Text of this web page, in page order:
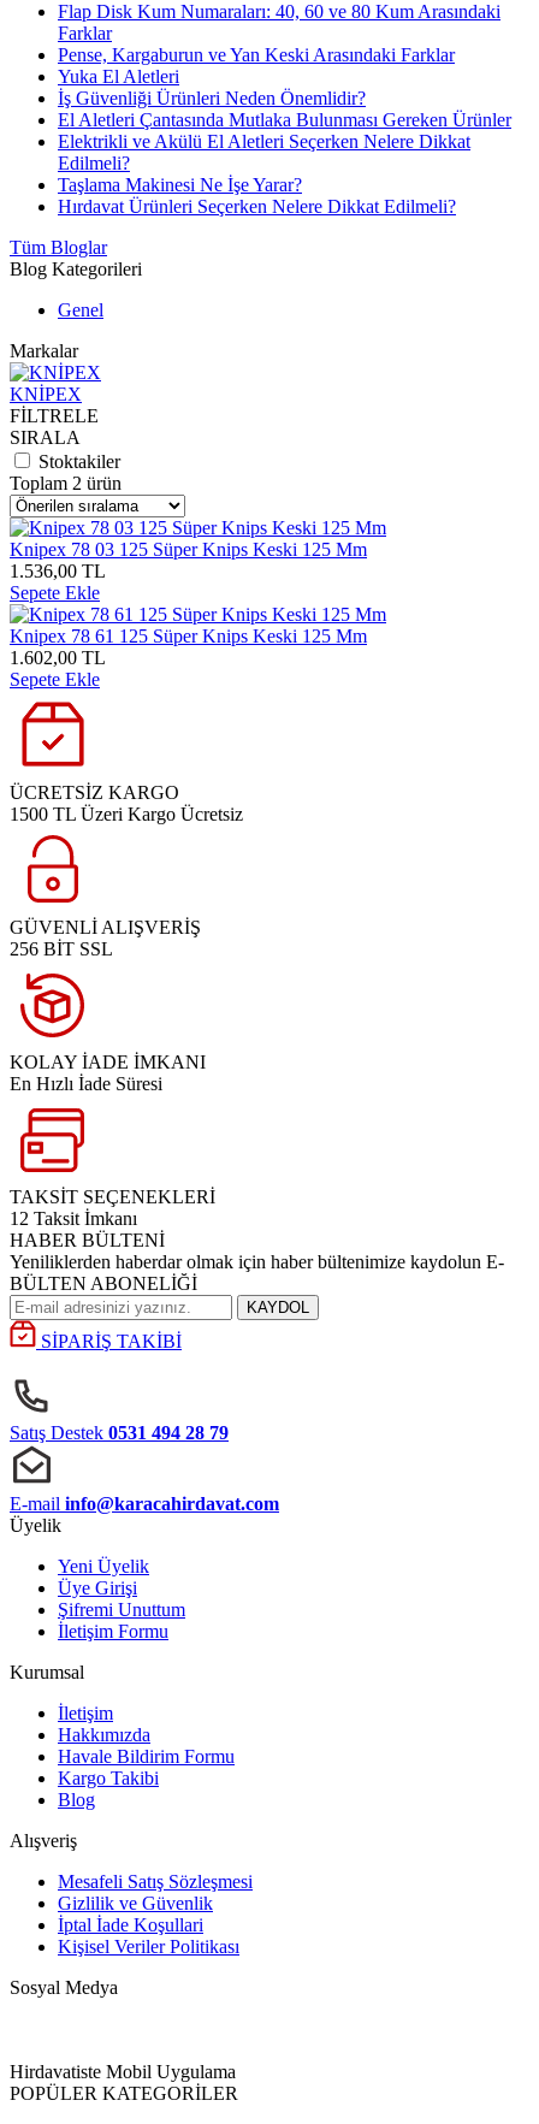
Flap Disk Kum Numaraları: 40, 60 ve 80 Kum Arasındaki
Farklar
Pense, Kargaburun ve Yan Keski Arasındaki Farklar
Yuka El Aletleri
İş Güvenliği Ürünleri Neden Önemlidir?
El Aletleri Çantasında Mutlaka Bulunması Gereken Ürünler
Elektrikli ve Akülü El Aletleri Seçerken Nelere Dikkat
Edilmeli?
Taşlama Makinesi Ne İşe Yarar?
Hırdavat Ürünleri Seçerken Nelere Dikkat Edilmeli?
Tüm Bloglar
Blog Kategorileri
Genel
Markalar
KNİPEX
FİLTRELE
SIRALA
Stoktakiler
Toplam 2 ürün
Knipex 78 03 125 Süper Knips Keski 125 Mm
1.536,00 TL
Sepete Ekle
Knipex 78 61 125 Süper Knips Keski 125 Mm
1.602,00 TL
Sepete Ekle
ÜCRETSİZ KARGO
1500 TL Üzeri Kargo Ücretsiz
GÜVENLİ ALIŞVERİŞ
256 BİT SSL
KOLAY İADE İMKANI
En Hızlı İade Süresi
TAKSİT SEÇENEKLERİ
12 Taksit İmkanı
HABER BÜLTENİ
Yeniliklerden haberdar olmak için haber bültenimize kaydolun E-
BÜLTEN ABONELİĞİ
KAYDOL
SİPARİŞ TAKİBİ
Satış Destek 0531 494 28 79
E-mail info@karacahirdavat.com
Üyelik
Yeni Üyelik
Üye Girişi
Şifremi Unuttum
İletişim Formu
Kurumsal
İletişim
Hakkımızda
Havale Bildirim Formu
Kargo Takibi
Blog
Alışveriş
Mesafeli Satış Sözleşmesi
Gizlilik ve Güvenlik
İptal İade Koşullari
Kişisel Veriler Politikası
Sosyal Medya
Hirdavatiste Mobil Uygulama
POPÜLER KATEGORİLER